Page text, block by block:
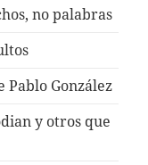
no palabras
Pablo González
y otros que